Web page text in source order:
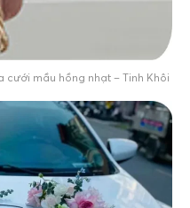
cưới mầu hồng nhạt – Tinh Khôi